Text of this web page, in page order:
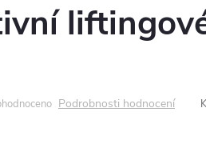
Podrobnosti hodnocení